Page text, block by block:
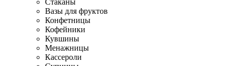
Стаканы
Вазы для фруктов
Конфетницы
Кофейники
Кувшины
Менажницы
Кассероли